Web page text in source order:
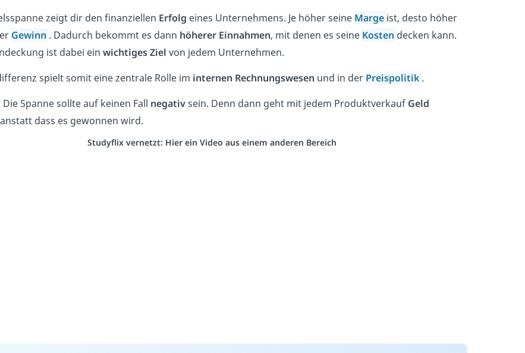
zeigt dir den finanziellen Erfolg eines Unternehmens. Je höher seine Marge ist, desto höher
Gewinn . Dadurch bekommt es dann höherer Einnahmen, mit denen es seine Kosten decken kann.
ist dabei ein wichtiges Ziel von jedem Unternehmen.
spielt somit eine zentrale Rolle im internen Rechnungswesen und in der Preispolitik .
Die Spanne sollte auf keinen Fall negativsein. Denn dann geht mit jedem Produktverkauf Geld
dass es gewonnen wird.
Studyflix vernetzt: Hier ein Video aus einem anderen Bereich